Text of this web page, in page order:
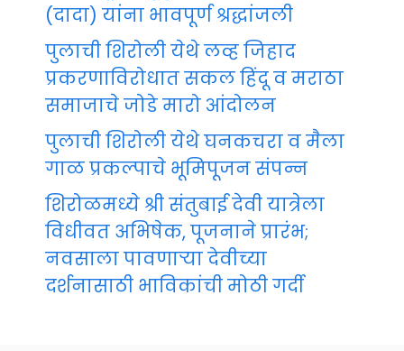
(दादा) यांना भावपूर्ण श्रद्धांजली
पुलाची शिरोली येथे लव्ह जिहाद
प्रकरणाविरोधात सकल हिंदू व मराठा
समाजाचे जोडे मारो आंदोलन
पुलाची शिरोली येथे घनकचरा व मैला
गाळ प्रकल्पाचे भूमिपूजन संपन्न
शिरोळमध्ये श्री संतुबाई देवी यात्रेला
विधीवत अभिषेक, पूजनाने प्रारंभ;
नवसाला पावणाऱ्या देवीच्या
दर्शनासाठी भाविकांची मोठी गर्दी